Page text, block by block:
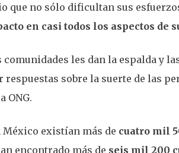
que no sólo dificultan sus
en casi todos los aspectos de
comunidades les dan la espalda y
respuestas sobre la suerte de las
ONG.
existían más de cuatro mil
encontrado más de seis mil 200